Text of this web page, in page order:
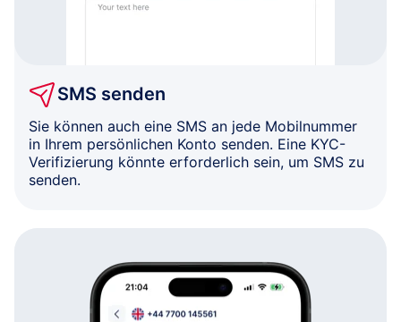
SMS senden
Sie können auch eine SMS an jede Mobilnummer
in Ihrem persönlichen Konto senden. Eine KYC-
Verifizierung könnte erforderlich sein, um SMS zu
senden.